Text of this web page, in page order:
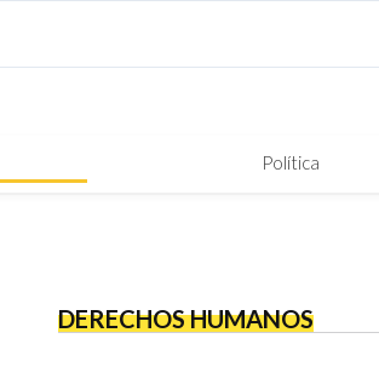
Política
DERECHOS HUMANOS